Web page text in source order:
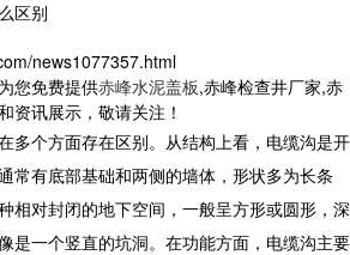
区别
news1077357.html
您免费提供赤峰水泥盖板,赤峰检查井厂家,赤
资讯展示，敬请关注！
多个方面存在区别。从结构上看，电缆沟是开
常有底部基础和两侧的墙体，形状多为长条
相对封闭的地下空间，一般呈方形或圆形，深
是一个竖直的坑洞。在功能方面，电缆沟主要